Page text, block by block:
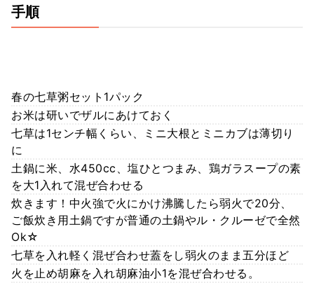
手順
春の七草粥セット1パック
お米は研いでザルにあけておく
七草は1センチ幅くらい、ミニ大根とミニカブは薄切り
に
土鍋に米、水450cc、塩ひとつまみ、鶏ガラスープの素
を大1入れて混ぜ合わせる
炊きます！中火強で火にかけ沸騰したら弱火で20分、
ご飯炊き用土鍋ですが普通の土鍋やル・クルーゼで全然
Ok☆
七草を入れ軽く混ぜ合わせ蓋をし弱火のまま五分ほど
火を止め胡麻を入れ胡麻油小1を混ぜ合わせる。